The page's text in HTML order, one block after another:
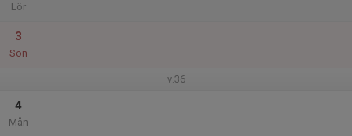
Lör
3
Sön
v.36
4
Mån